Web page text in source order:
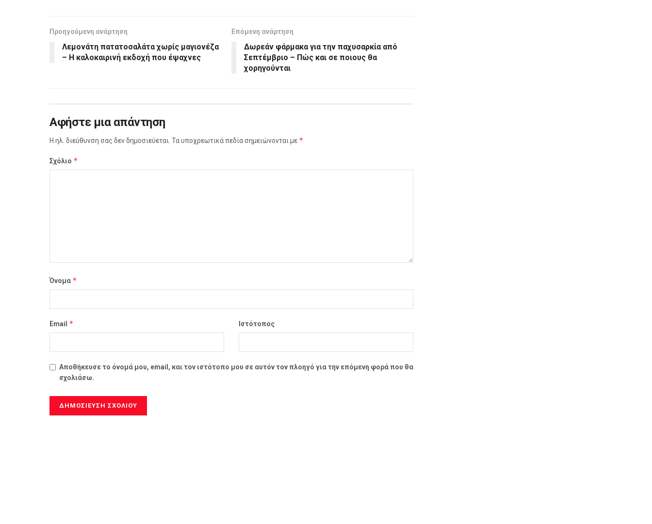
Προηγούμενη ανάρτηση
Λεμονάτη πατατοσαλάτα χωρίς μαγιονέζα
– Η καλοκαιρινή εκδοχή που έψαχνες
Επόμενη ανάρτηση
Δωρεάν φάρμακα για την παχυσαρκία από
Σεπτέμβριο – Πώς και σε ποιους θα
χορηγούνται
Αφήστε μια απάντηση
Η ηλ. διεύθυνση σας δεν δημοσιεύεται. Τα υποχρεωτικά πεδία σημειώνονται με *
Σχόλιο *
Όνομα *
Email * Ιστότοπος
Αποθήκευσε το όνομά μου, email, και τον ιστότοπο μου σε αυτόν τον πλοηγό για την επόμενη φορά που θα
σχολιάσω.